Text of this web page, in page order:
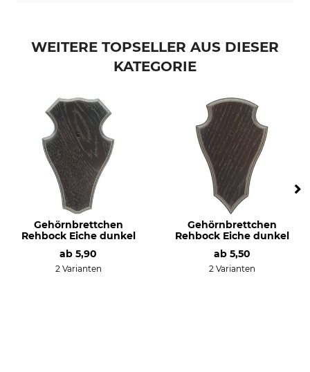
WEITERE TOPSELLER AUS DIESER
KATEGORIE
Gehörnbrettchen
Rehbock Eiche dunkel
ab 5,90
2 Varianten
Gehörnbrettchen
Rehbock Eiche dunkel
ab 5,50
2 Varianten